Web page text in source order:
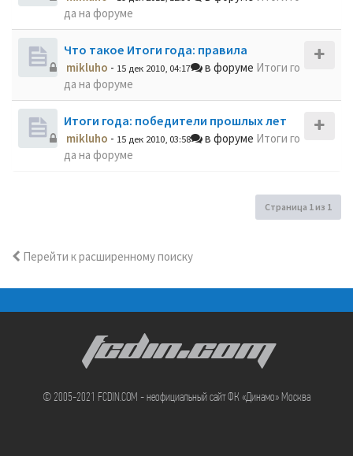
да на форуме
Что такое Итоги года: правила
mikluho - 15 дек 2010, 04:17 в форуме Итоги го
да на форуме
Итоги года: победители прошлых лет
mikluho - 15 дек 2010, 03:58 в форуме Итоги го
да на форуме
Страница 1из 1
Перейти к расширенному поиску
FCDIN.COM
© 2005-2021 FCDIN.COM - неофициальный сайт ФК «Динамо» Москва